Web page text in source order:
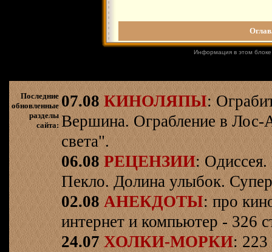
Информация в этом
Последние
обновленные
разделы
сайта:
07.08 КИНОЛЯПЫ:
Вершина. Ограбление в Лос-
света".
06.08 РЕЦЕНЗИИ:
Пекло. Долина улыбок.
02.08 АНЕКДОТЫ: про
интернет и компьютер - 326
24.07 ХОЛКИ-МОРКИ: 223